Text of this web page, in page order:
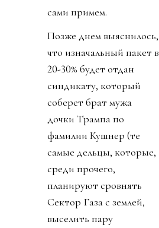
сами примем.
Позже днем выяснилось,
что изначальный пакет в
20-30% будет отдан
синдикату, который
соберет брат мужа
дочки Трампа по
фамилии Кушнер (те
самые дельцы, которые,
среди прочего,
планируют сровнять
Сектор Газа с землей,
выселить пару